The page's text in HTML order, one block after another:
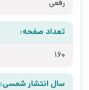
رقعی
تعداد صفحه:
160
سال انتشار شمسی: